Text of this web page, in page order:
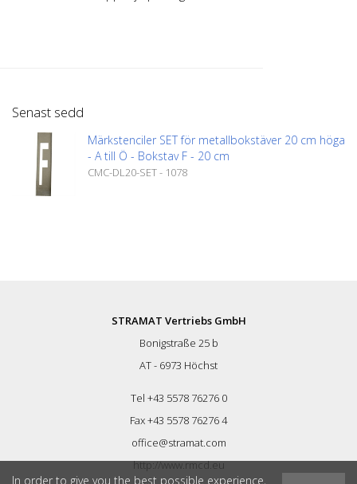
Senast sedd
Märkstenciler SET för metallbokstäver 20 cm höga
- A till Ö - Bokstav F - 20 cm
CMC-DL20-SET - 1078
STRAMAT Vertriebs GmbH
Bonigstraße 25 b
AT - 6973 Höchst
Tel +43 5578 76276 0
Fax +43 5578 76276 4
office@stramat.com
http://www.rmcd.eu
In order to give you the best possible experience,